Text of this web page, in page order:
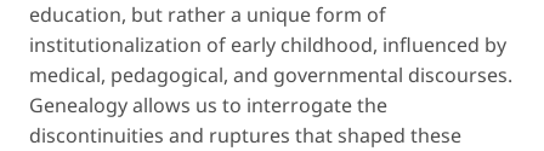
education, but rather a unique form of
institutionalization of early childhood, influenced by
medical, pedagogical, and governmental discourses.
Genealogy allows us to interrogate the
discontinuities and ruptures that shaped these